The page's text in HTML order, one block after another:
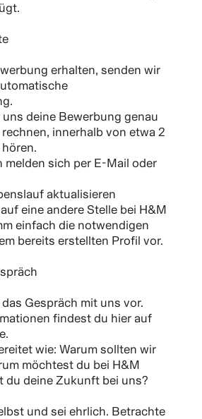
erhalten, senden wir
deine Bewerbung genau
innerhalb von etwa 2
melden sich per E-Mail oder
aktualisieren
eine andere Stelle bei H&M
einfach die notwendigen
bereits erstellten Profil vor.
Gespräch mit uns vor.
findest du hier auf
wie: Warum sollten wir
möchtest du bei H&M
du deine Zukunft bei uns?
und sei ehrlich. Betrachte